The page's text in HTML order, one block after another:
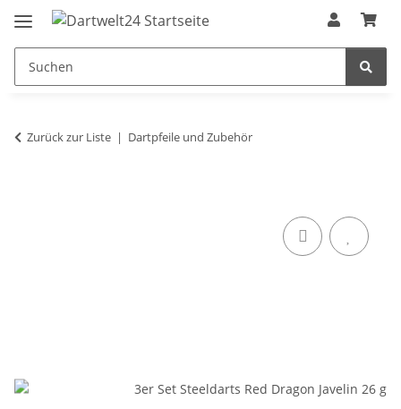
Zurück zur Liste Dartpfeile und Zubehör